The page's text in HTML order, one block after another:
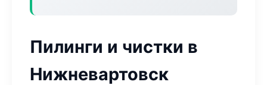
Пилинги и чистки в
Нижневартовск